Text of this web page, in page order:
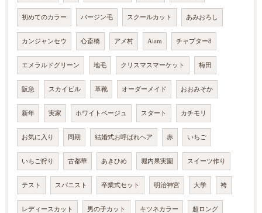
初めてのカラー バージン毛 スクールカット あみおろし
カンジャンセウ 心斎橋 アメ村 Aiam チャプター8
エメラルドグリーン 地毛 クリスマスマーケット 梅田
阪急 スカイビル 革靴 オーダーメイド おおみそか
新年 実家 ホワイトベージュ スタート カチモリ
お気に入り 同期 結婚式お呼ばれヘア 赤 いちご
いちご狩り 古都華 あきひめ 堀内果実園 スイーツ作り
テスト スパニスト 卒業式セット 明治神宮 大学 袴
レディースカット 男の子カット キツネカラー 超ロング